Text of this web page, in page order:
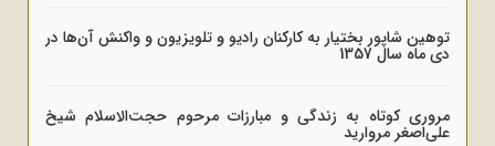
توهین شاپور بختیار به کارکنان رادیو و تلویزیون و واکنش آن‌ها در
دی ماه سال 1357
مروری کوتاه به زندگی و مبارزات مرحوم حجت‌الاسلام شیخ
علی‌اصغر مروارید